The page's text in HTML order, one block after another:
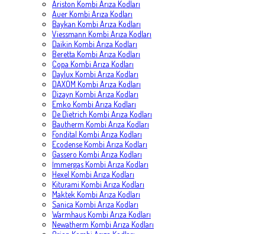
Ariston Kombi Arıza Kodları
Auer Kombi Arıza Kodları
Baykan Kombi Arıza Kodları
Viessmann Kombi Arıza Kodları
Daikin Kombi Arıza Kodları
Beretta Kombi Arıza Kodları
Copa Kombi Arıza Kodları
Daylux Kombi Arıza Kodları
DAXOM Kombi Arıza Kodları
Dizayn Kombi Arıza Kodları
Emko Kombi Arıza Kodları
De Dietrich Kombi Arıza Kodları
Bautherm Kombi Arıza Kodları
Fondital Kombi Arıza Kodları
Ecodense Kombi Arıza Kodları
Gassero Kombi Arıza Kodları
İmmergas Kombi Arıza Kodları
Hexel Kombi Arıza Kodları
Kiturami Kombi Arıza Kodları
Maktek Kombi Arıza Kodları
Sanica Kombi Arıza Kodları
Warmhaus Kombi Arıza Kodları
Newatherm Kombi Arıza Kodları